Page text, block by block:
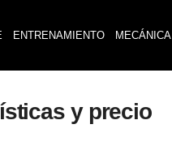
ENTRENAMIENTO MECÁNICA
y precio